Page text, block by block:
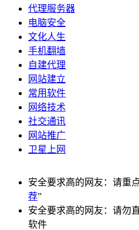
代理服务器
电脑安全
文化人生
手机翻墙
自建代理
网站建立
常用软件
网络技术
社交通讯
网站推广
卫星上网
安全要求高的网友：请重
荐”
安全要求高的网友：请勿
软件